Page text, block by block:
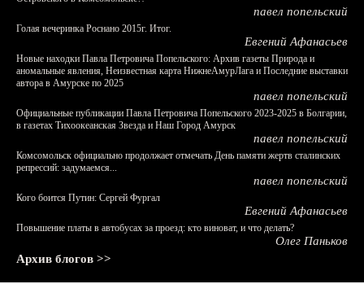
павел попельский
Голая вечеринка Роснано 2015г. Итог.
Евгений Афанасьев
Новые находки Павла Петровича Попельского: Архив газеты Природа и
аномальные явления, Неизвестная карта НижнеАмурЛага и Последние выставки
автора в Амурске по 2025
павел попельский
Официальные публикации Павла Петровича Попельского 2023-2025 в Болгарии,
в газетах Тихоокеанская Звезда и Наш Город Амурск
павел попельский
Комсомольск официально продолжает отмечать День памяти жертв сталинских
репрессий: задумаемся...
павел попельский
Кого боится Путин: Сергей Фургал
Евгений Афанасьев
Повышение платы в автобусах за проезд: кто виноват, и что делать?
Олег Паньков
Архив блогов >>